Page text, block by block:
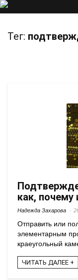
Тег:
как, почему
Надежда Захарова
Отправить или
элементарным
краеугольный
ЧИТАТЬ ДАЛЕЕ +